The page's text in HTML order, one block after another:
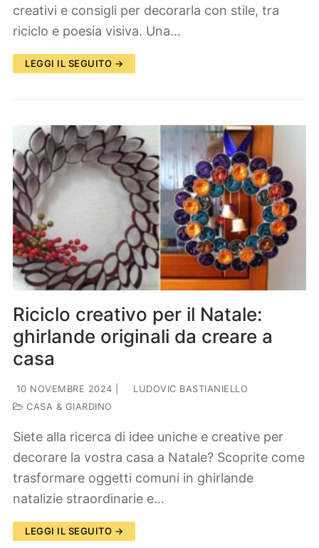
creativi e consigli per decorarla con stile, tra
riciclo e poesia visiva. Una…
LEGGI IL SEGUITO →
Riciclo creativo per il Natale:
ghirlande originali da creare a
casa
10 NOVEMBRE 2024
LUDOVIC BASTIANIELLO
CASA & GIARDINO
Siete alla ricerca di idee uniche e creative per
decorare la vostra casa a Natale? Scoprite come
trasformare oggetti comuni in ghirlande
natalizie straordinarie e…
LEGGI IL SEGUITO →